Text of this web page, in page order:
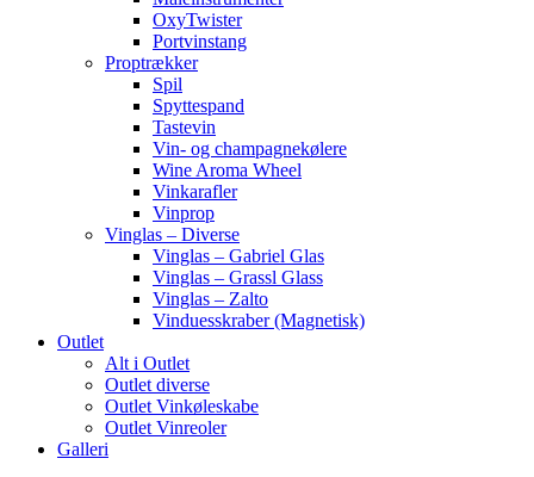
OxyTwister
Portvinstang
Proptrækker
Spil
Spyttespand
Tastevin
Vin- og champagnekølere
Wine Aroma Wheel
Vinkarafler
Vinprop
Vinglas – Diverse
Vinglas – Gabriel Glas
Vinglas – Grassl Glass
Vinglas – Zalto
Vinduesskraber (Magnetisk)
Outlet
Alt i Outlet
Outlet diverse
Outlet Vinkøleskabe
Outlet Vinreoler
Galleri